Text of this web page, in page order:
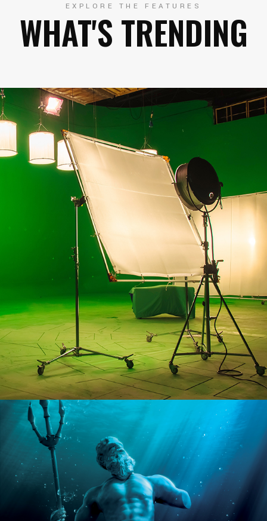
EXPLORE THE FEATURES
WHAT'S TRENDING